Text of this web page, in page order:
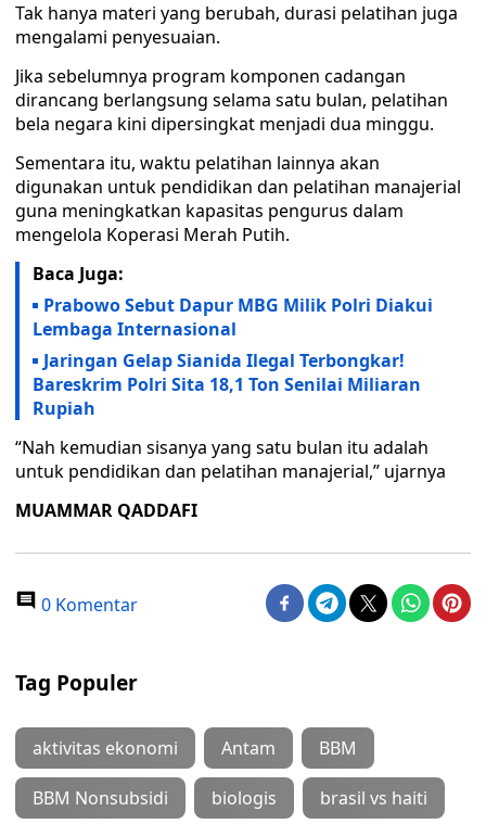
Tak hanya materi yang berubah, durasi pelatihan juga
mengalami penyesuaian.
Jika sebelumnya program komponen cadangan
dirancang berlangsung selama satu bulan, pelatihan
bela negara kini dipersingkat menjadi dua minggu.
Sementara itu, waktu pelatihan lainnya akan
digunakan untuk pendidikan dan pelatihan manajerial
guna meningkatkan kapasitas pengurus dalam
mengelola Koperasi Merah Putih.
Baca Juga:
Prabowo Sebut Dapur MBG Milik Polri Diakui
Lembaga Internasional
Jaringan Gelap Sianida Ilegal Terbongkar!
Bareskrim Polri Sita 18,1 Ton Senilai Miliaran
Rupiah
“Nah kemudian sisanya yang satu bulan itu adalah
untuk pendidikan dan pelatihan manajerial,” ujarnya
MUAMMAR QADDAFI
0 Komentar
Tag Populer
aktivitas ekonomi Antam BBM
BBM Nonsubsidi biologis brasil vs haiti